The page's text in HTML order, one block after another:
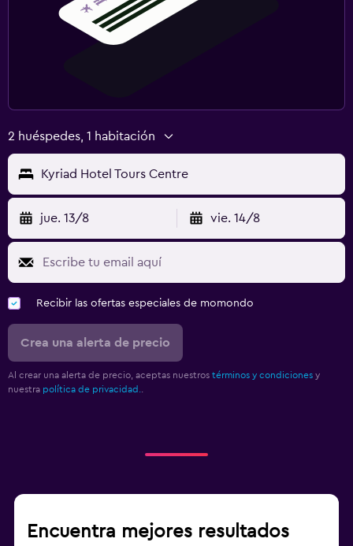
2 huéspedes, 1 habitación
Kyriad Hotel Tours Centre
jue. 13/8 vie. 14/8
Recibir las ofertas especiales de momondo
Crea una alerta de precio
Al crear una alerta de precio, aceptas nuestros términos y condiciones y
nuestra política de privacidad.
Encuentra mejores resultados